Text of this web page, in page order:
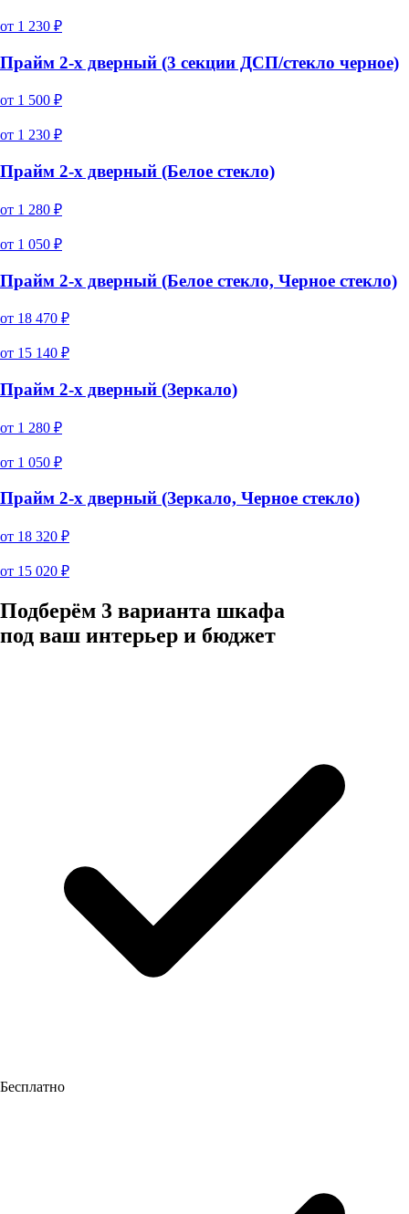
от 1 230 ₽
Прайм 2-х дверный (3 секции ДСП/стекло черное)
от 1 500 ₽
от 1 230 ₽
Прайм 2-х дверный (Белое стекло)
от 1 280 ₽
от 1 050 ₽
Прайм 2-х дверный (Белое стекло, Черное стекло)
от 18 470 ₽
от 15 140 ₽
Прайм 2-х дверный (Зеркало)
от 1 280 ₽
от 1 050 ₽
Прайм 2-х дверный (Зеркало, Черное стекло)
от 18 320 ₽
от 15 020 ₽
Подберём 3 варианта шкафа
под ваш интерьер и бюджет
Бесплатно